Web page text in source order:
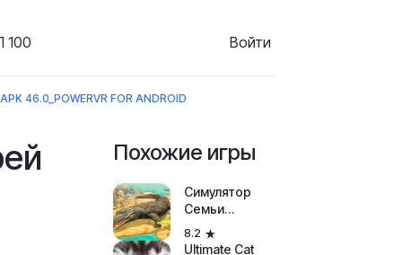
100 Войти
46.0_POWERVR FOR ANDROID
Похожие игры
Симулятор
Семьи
Крокодила
Онлайн
8.2
Ultimate Cat